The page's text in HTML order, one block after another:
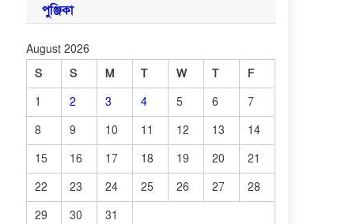
পুঞ্জিকা
August 2026
S
S M T W T
F
1
2 3 4 5 6
7
8
9 10 11 12 13
14
15
16 17 18 19 20
21
22
23 24 25 26 27
28
29
30 31